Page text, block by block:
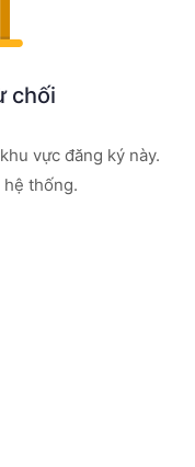
chối
vực đăng ký này.
thống.